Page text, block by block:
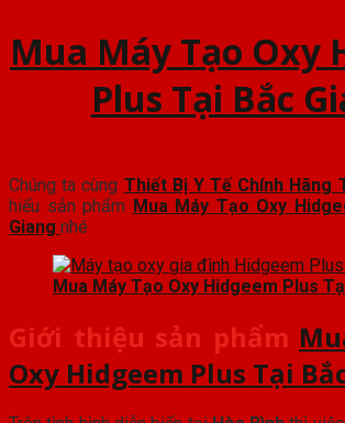
Mua Máy Tạo Oxy
Plus Tại Bắc
Chúng ta cùng Thiết Bị Y Tế Chính Hãng
hiểu sản phẩm Mua Máy Tạo Oxy
Giang nhé
Mua Máy Tạo Oxy Hidgeem Plus
Giới thiệu sản phẩm
Oxy Hidgeem Plus Tại